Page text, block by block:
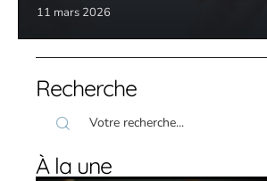
11 mars 2026
Recherche
À la une